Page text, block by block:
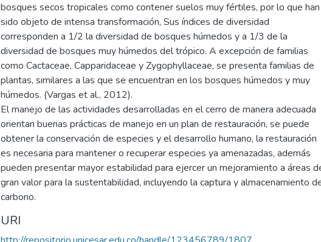
bosques secos tropicales como contener suelos muy fértiles, por lo que han
sido objeto de intensa transformación, Sus índices de diversidad
corresponden a 1/2 la diversidad de bosques húmedos y a 1/3 de la
diversidad de bosques muy húmedos del trópico. A excepción de familias
como Cactaceae, Capparidaceae y Zygophyllaceae, se presenta familias de
plantas, similares a las que se encuentran en los bosques húmedos y muy
húmedos. (Vargas et al., 2012).
El manejo de las actividades desarrolladas en el cerro de manera adecuada
orientan buenas prácticas de manejo en un plan de restauración, se puede
obtener la conservación de especies y el desarrollo humano, la restauración
es necesaria para mantener o recuperar especies ya amenazadas, además
pueden presentar mayor estabilidad para ejercer un mejoramiento a áreas
gran valor para la sustentabilidad, incluyendo la captura y almacenamiento
carbono.
URI